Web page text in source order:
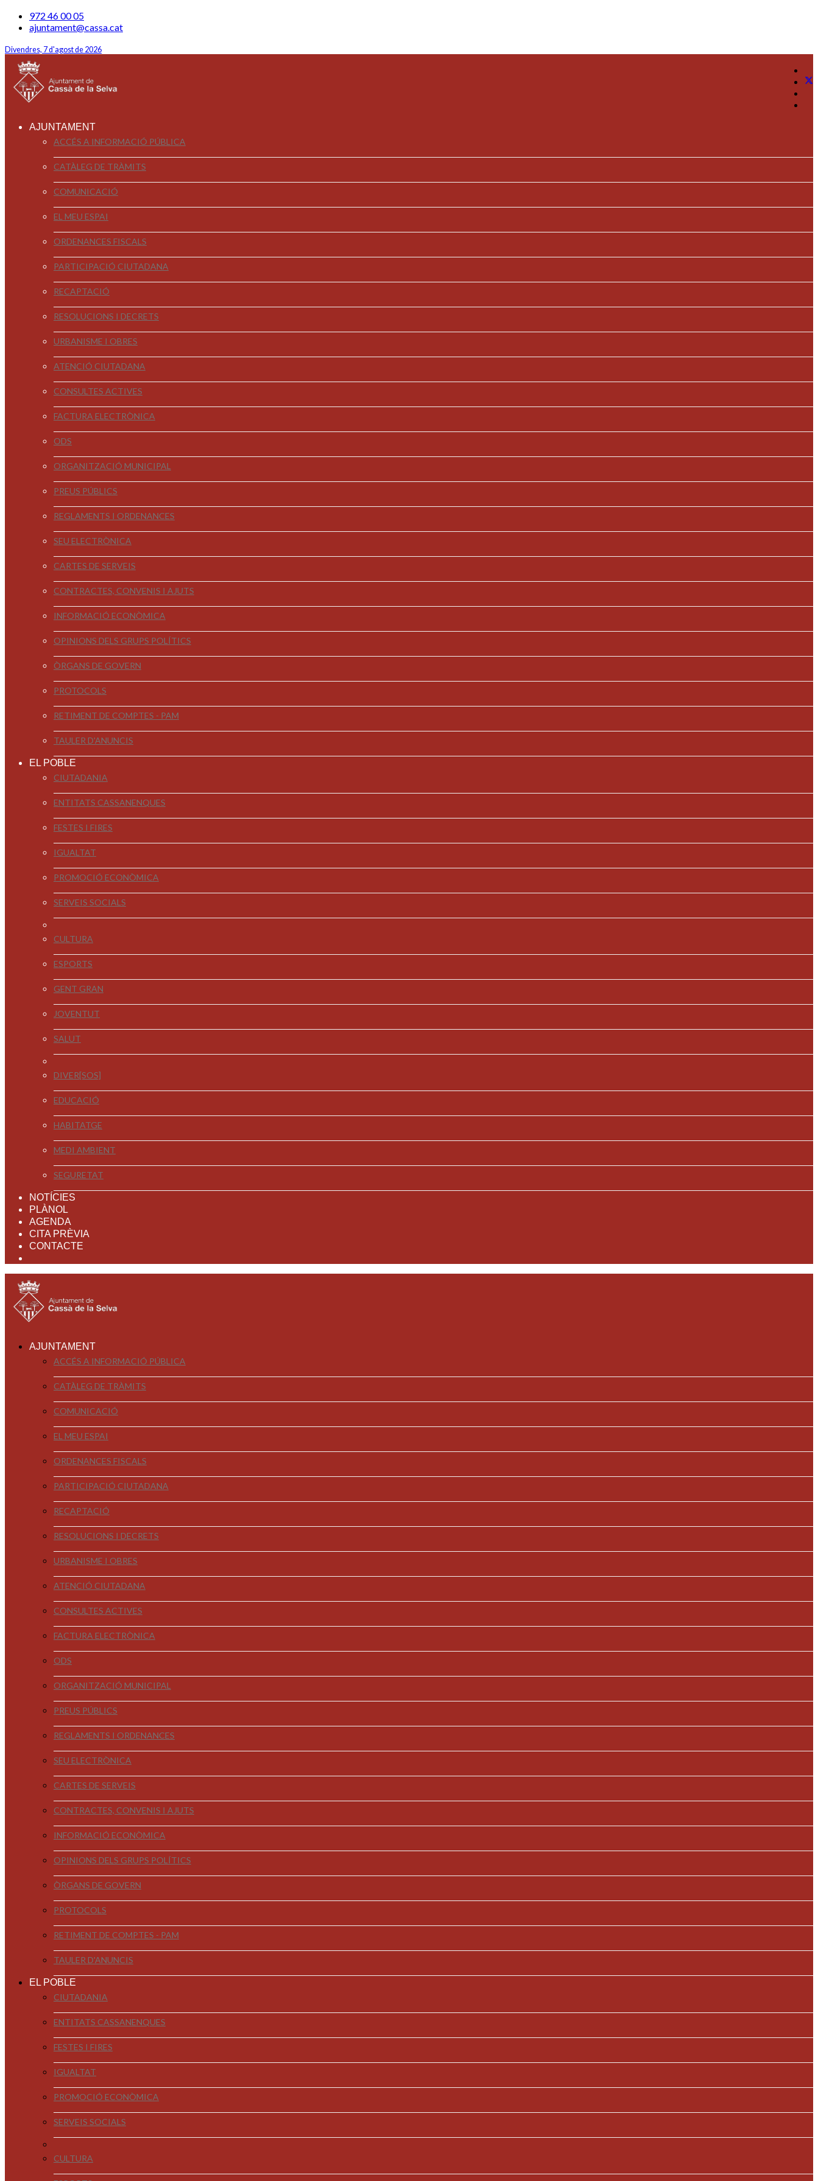
972 46 00 05
ajuntament@cassa.cat
Divendres, 7 d'agost de 2026
AJUNTAMENT
ACCÉS A INFORMACIÓ PÚBLICA
CATÀLEG DE TRÀMITS
COMUNICACIÓ
EL MEU ESPAI
ORDENANCES FISCALS
PARTICIPACIÓ CIUTADANA
RECAPTACIÓ
RESOLUCIONS I DECRETS
URBANISME I OBRES
ATENCIÓ CIUTADANA
CONSULTES ACTIVES
FACTURA ELECTRÒNICA
ODS
ORGANITZACIÓ MUNICIPAL
PREUS PÚBLICS
REGLAMENTS I ORDENANCES
SEU ELECTRÒNICA
CARTES DE SERVEIS
CONTRACTES, CONVENIS I AJUTS
INFORMACIÓ ECONÒMICA
OPINIONS DELS GRUPS POLÍTICS
ÒRGANS DE GOVERN
PROTOCOLS
RETIMENT DE COMPTES - PAM
TAULER D'ANUNCIS
EL POBLE
CIUTADANIA
ENTITATS CASSANENQUES
FESTES I FIRES
IGUALTAT
PROMOCIÓ ECONÒMICA
SERVEIS SOCIALS
CULTURA
ESPORTS
GENT GRAN
JOVENTUT
SALUT
DIVER[SOS]
EDUCACIÓ
HABITATGE
MEDI AMBIENT
SEGURETAT
NOTÍCIES
PLÀNOL
AGENDA
CITA PRÈVIA
CONTACTE
AJUNTAMENT
ACCÉS A INFORMACIÓ PÚBLICA
CATÀLEG DE TRÀMITS
COMUNICACIÓ
EL MEU ESPAI
ORDENANCES FISCALS
PARTICIPACIÓ CIUTADANA
RECAPTACIÓ
RESOLUCIONS I DECRETS
URBANISME I OBRES
ATENCIÓ CIUTADANA
CONSULTES ACTIVES
FACTURA ELECTRÒNICA
ODS
ORGANITZACIÓ MUNICIPAL
PREUS PÚBLICS
REGLAMENTS I ORDENANCES
SEU ELECTRÒNICA
CARTES DE SERVEIS
CONTRACTES, CONVENIS I AJUTS
INFORMACIÓ ECONÒMICA
OPINIONS DELS GRUPS POLÍTICS
ÒRGANS DE GOVERN
PROTOCOLS
RETIMENT DE COMPTES - PAM
TAULER D'ANUNCIS
EL POBLE
CIUTADANIA
ENTITATS CASSANENQUES
FESTES I FIRES
IGUALTAT
PROMOCIÓ ECONÒMICA
SERVEIS SOCIALS
CULTURA